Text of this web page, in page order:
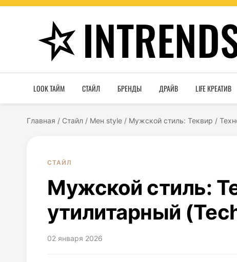
LOOK ТАЙМ СТАЙЛ БРЕНДЫ ДРАЙВ LIFE КРЕАТИВ
Главная / Стайл / Мен style / Мужской стиль: Теквир /
СТАЙЛ
Мужской стиль:
утилитарный
02 января 2026